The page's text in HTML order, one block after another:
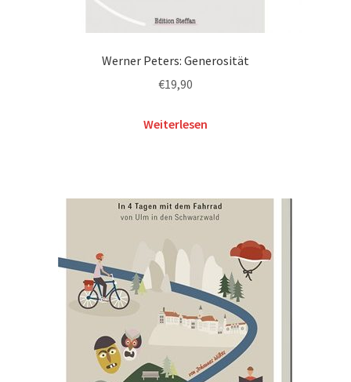
Werner Peters: Generosität
€19,90
Weiterlesen